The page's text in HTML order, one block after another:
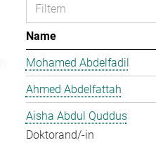
Name
Mohamed Abdelfadil
Ahmed Abdelfattah
Aisha Abdul Quddus
Doktorand/-in